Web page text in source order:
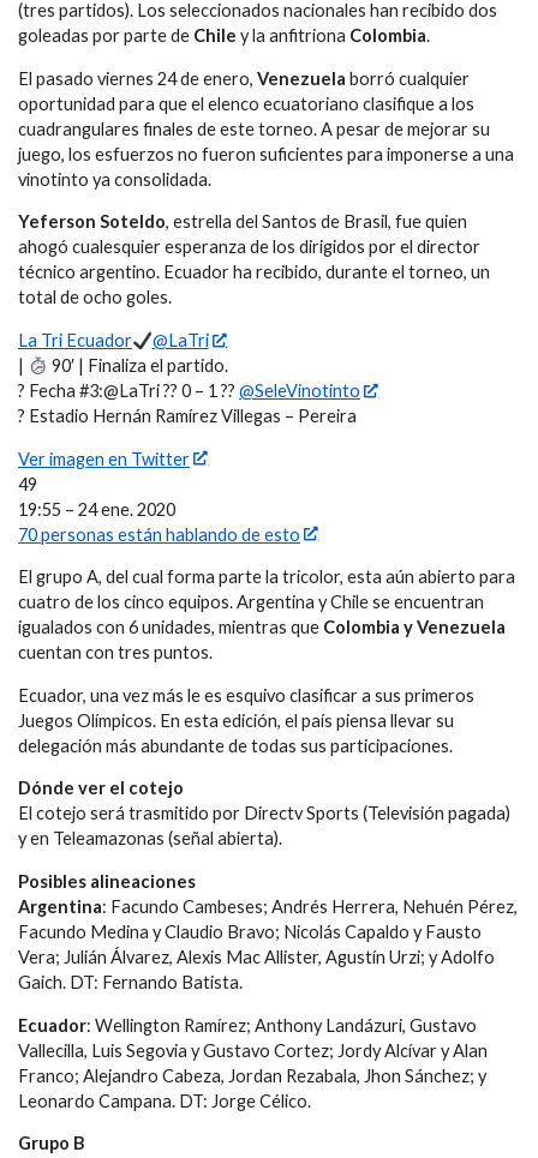
(tres partidos). Los seleccionados nacionales han recibido dos
goleadas por parte de Chile y la anfitriona Colombia.
El pasado viernes 24 de enero, Venezuela borró cualquier
oportunidad para que el elenco ecuatoriano clasifique a los
cuadrangulares finales de este torneo. A pesar de mejorar su
juego, los esfuerzos no fueron suficientes para imponerse a una
vinotinto ya consolidada.
Yeferson Soteldo, estrella del Santos de Brasil, fue quien
ahogó cualesquier esperanza de los dirigidos por el director
técnico argentino. Ecuador ha recibido, durante el torneo, un
total de ocho goles.
La Tri Ecuador
@LaTri
|
90′ | Finaliza el partido.
?️ Fecha #3:@LaTri ?? 0 – 1 ?? @SeleVinotinto
? Estadio Hernán Ramírez Villegas – Pereira
Ver imagen en Twitter
49
19:55 – 24 ene. 2020
70 personas están hablando de esto
El grupo A, del cual forma parte la tricolor, esta aún abierto para
cuatro de los cinco equipos. Argentina y Chile se encuentran
igualados con 6 unidades, mientras que Colombia y Venezuela
cuentan con tres puntos.
Ecuador, una vez más le es esquivo clasificar a sus primeros
Juegos Olímpicos. En esta edición, el país piensa llevar su
delegación más abundante de todas sus participaciones.
Dónde ver el cotejo
El cotejo será trasmitido por Directv Sports (Televisión pagada)
y en Teleamazonas (señal abierta).
Posibles alineaciones
Argentina: Facundo Cambeses; Andrés Herrera, Nehuén Pérez,
Facundo Medina y Claudio Bravo; Nicolás Capaldo y Fausto
Vera; Julián Álvarez, Alexis Mac Allister, Agustín Urzi; y Adolfo
Gaich. DT: Fernando Batista.
Ecuador: Wellington Ramírez; Anthony Landázuri, Gustavo
Vallecilla, Luis Segovia y Gustavo Cortez; Jordy Alcívar y Alan
Franco; Alejandro Cabeza, Jordan Rezabala, Jhon Sánchez; y
Leonardo Campana. DT: Jorge Célico.
Grupo B